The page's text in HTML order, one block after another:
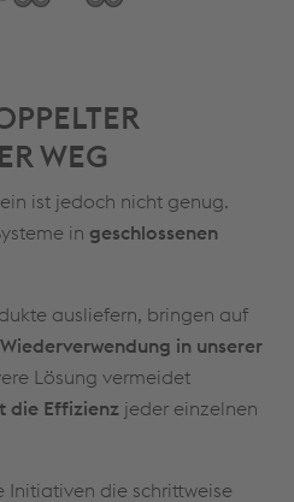
WEG
ist jedoch nicht genug.
in geschlossenen
ausliefern, bringen auf
in unserer
Lösung vermeidet
die Effizienz jeder einzelnen
Initiativen die schrittweise